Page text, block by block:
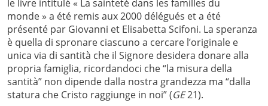
le livre intitulé « La sainteté dans les familles du
monde » a été remis aux 2000 délégués et a été
présenté par Giovanni et Elisabetta Scifoni. La speranza
è quella di spronare ciascuno a cercare l’originale e
unica via di santità che il Signore desidera donare alla
propria famiglia, ricordandoci che “la misura della
santità” non dipende dalla nostra grandezza ma “dalla
statura che Cristo raggiunge in noi” (GE21).